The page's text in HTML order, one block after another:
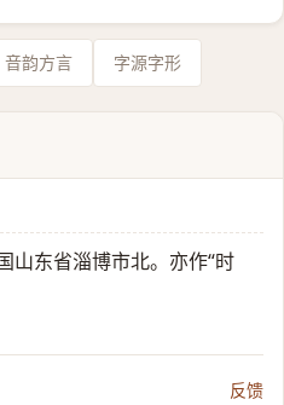
音韵方言 字源字形
山东省淄博市北。亦作“时
反馈